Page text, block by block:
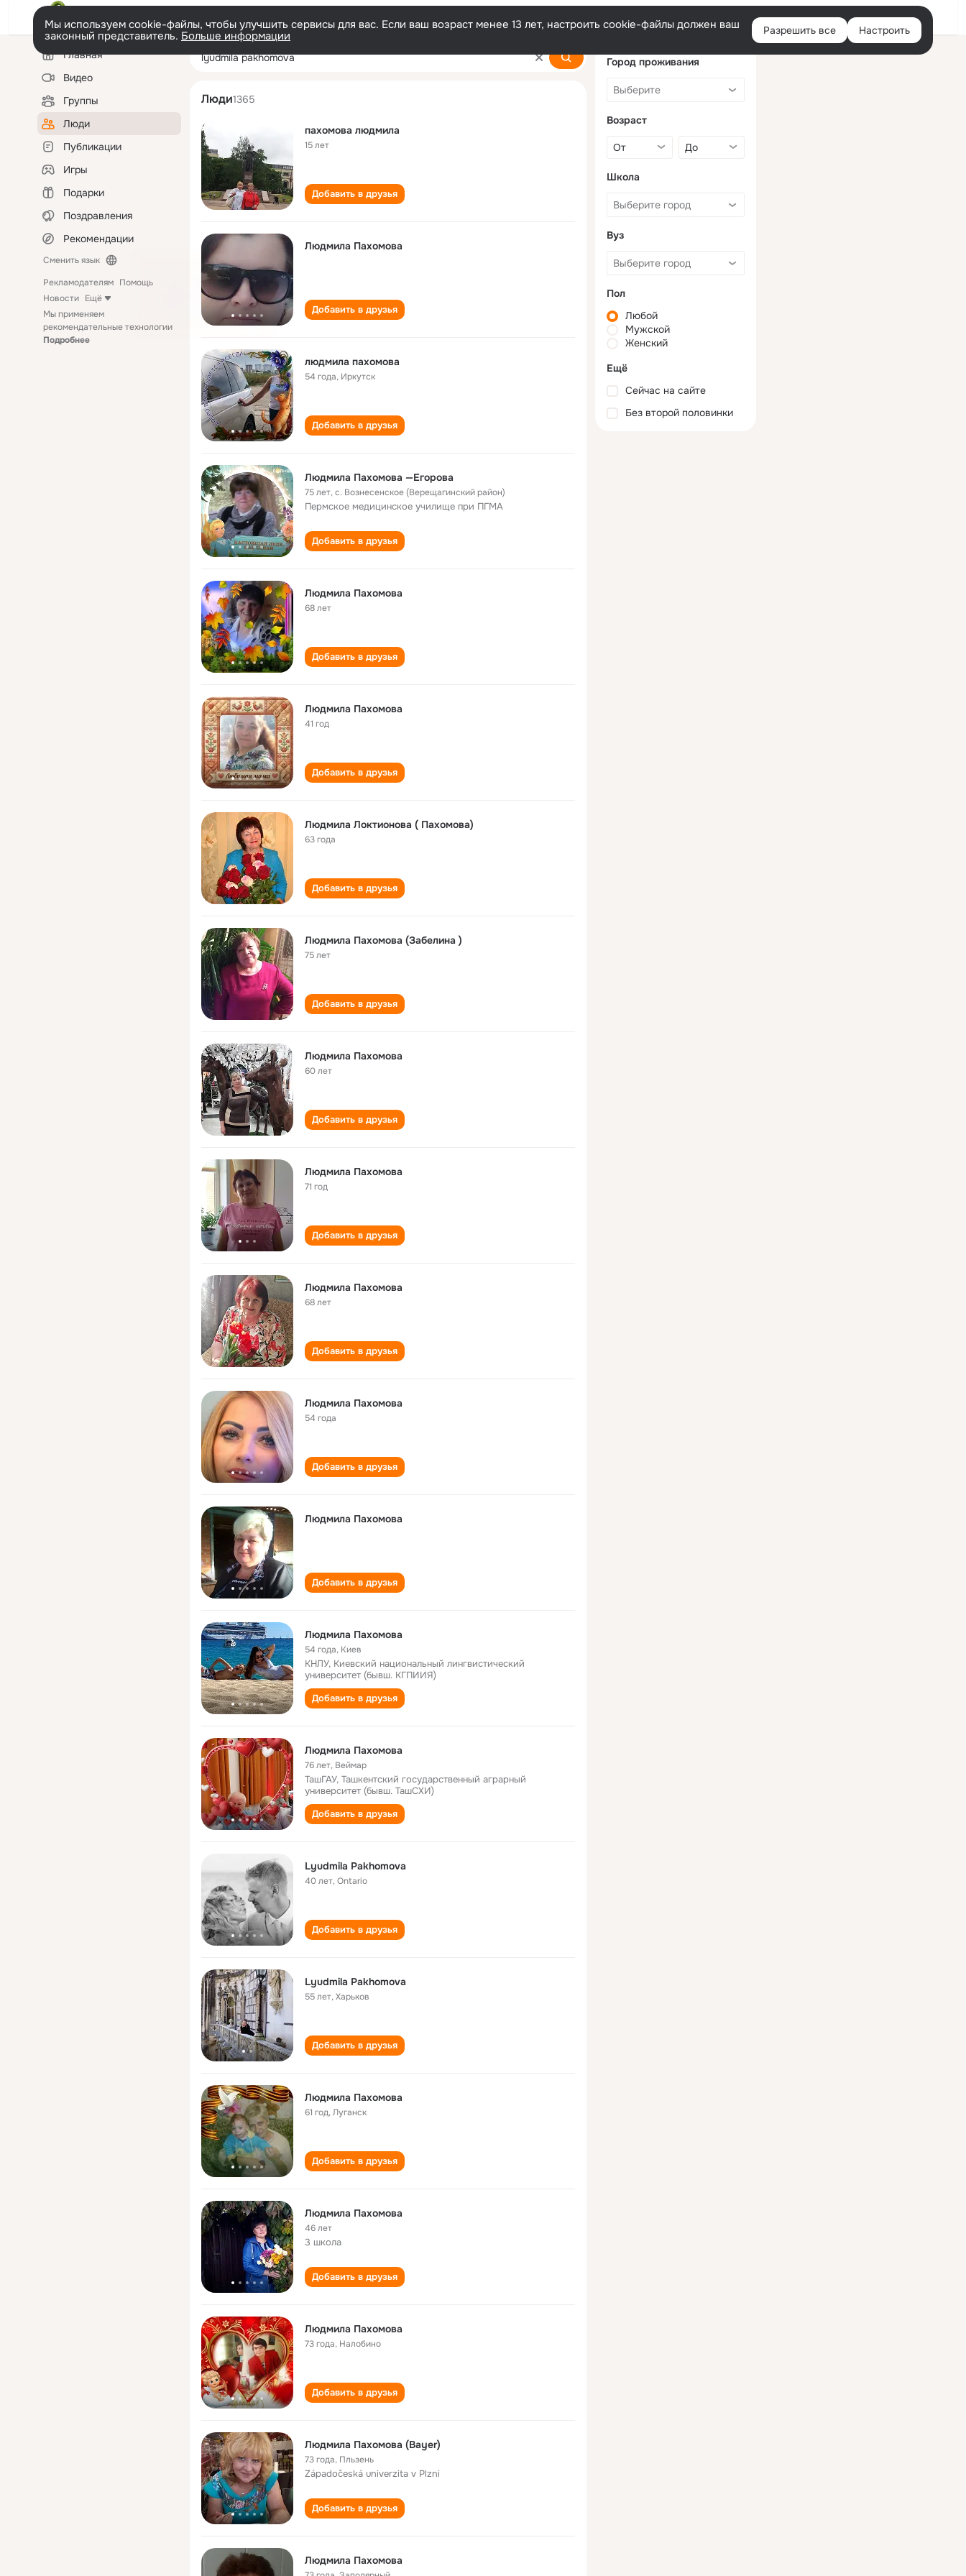
Войти
Мы используем cookie-файлы, чтобы улучшить сервисы для вас. Если ваш возраст менее 13 лет, настроить cookie-файлы должен ваш
законный представитель. Больше информации Разрешить все Настроить
Левая
колонкаГлавная
Видео
Группы
Люди
Публикации
Игры
Подарки
Поздравления
Рекомендации
Сменить язык
Рекламодателям Помощь
Новости Ещё
Мы применяем
рекомендательные технологии
Подробнее
lyudmila pakhomova
Люди1365
пахомова людмила
15 лет
Добавить в друзья
Людмила Пахомова
Добавить в друзья
людмила пахомова
54 года, Иркутск
Добавить в друзья
Людмила Пахомова —Егорова
75 лет,с. Вознесенское (Верещагинский район)
Пермское медицинское училище при ПГМА
Добавить в друзья
Людмила Пахомова
68 лет
Добавить в друзья
Людмила Пахомова
41 год
Добавить в друзья
Людмила Локтионова ( Пахомова)
63 года
Добавить в друзья
Людмила Пахомова (Забелина )
75 лет
Добавить в друзья
Людмила Пахомова
60 лет
Добавить в друзья
Людмила Пахомова
71 год
Добавить в друзья
Людмила Пахомова
68 лет
Добавить в друзья
Людмила Пахомова
54 года
Добавить в друзья
Людмила Пахомова
Добавить в друзья
Людмила Пахомова
54 года, Киев
КНЛУ, Киевский национальный лингвистический
университет (бывш. КГПИИЯ)
Добавить в друзья
Людмила Пахомова
76 лет, Веймар
ТашГАУ, Ташкентский государственный аграрный
университет (бывш. ТашСХИ)
Добавить в друзья
Lyudmila Pakhomova
40 лет,Ontario
Добавить в друзья
Lyudmila Pakhomova
55 лет,Харьков
Добавить в друзья
Людмила Пахомова
61 год,Луганск
Добавить в друзья
Людмила Пахомова
46 лет
3 школа
Добавить в друзья
Людмила Пахомова
73 года, Налобино
Добавить в друзья
Людмила Пахомова (Bayer)
73 года, Пльзень
Západočeská univerzita v Plzni
Добавить в друзья
Людмила Пахомова
Город проживания
Возраст
Школа
Вуз
Пол
Любой
Мужской
Женский
Ещё
Сейчас на сайте
Без второй половинки